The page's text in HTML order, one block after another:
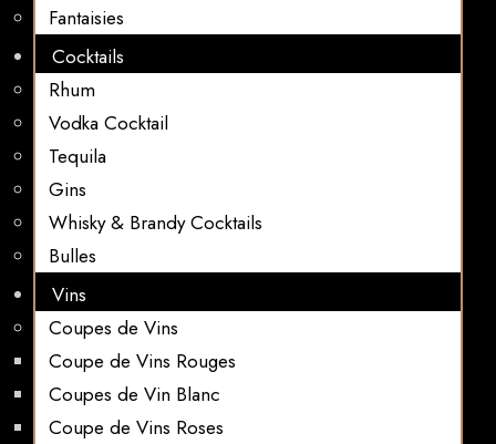
Fantaisies
Cocktails
Rhum
Vodka Cocktail
Tequila
Gins
Whisky & Brandy Cocktails
Bulles
Vins
Coupes de Vins
Coupe de Vins Rouges
Coupes de Vin Blanc
Coupe de Vins Roses